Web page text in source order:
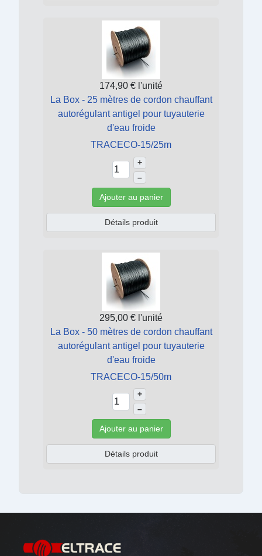
174,90 € l'unité
La Box - 25 mètres de cordon chauffant
autorégulant antigel pour tuyauterie
d'eau froide
TRACECO-15/25m
+
–
Ajouter au panier
Détails produit
295,00 € l'unité
La Box - 50 mètres de cordon chauffant
autorégulant antigel pour tuyauterie
d'eau froide
TRACECO-15/50m
+
–
Ajouter au panier
Détails produit